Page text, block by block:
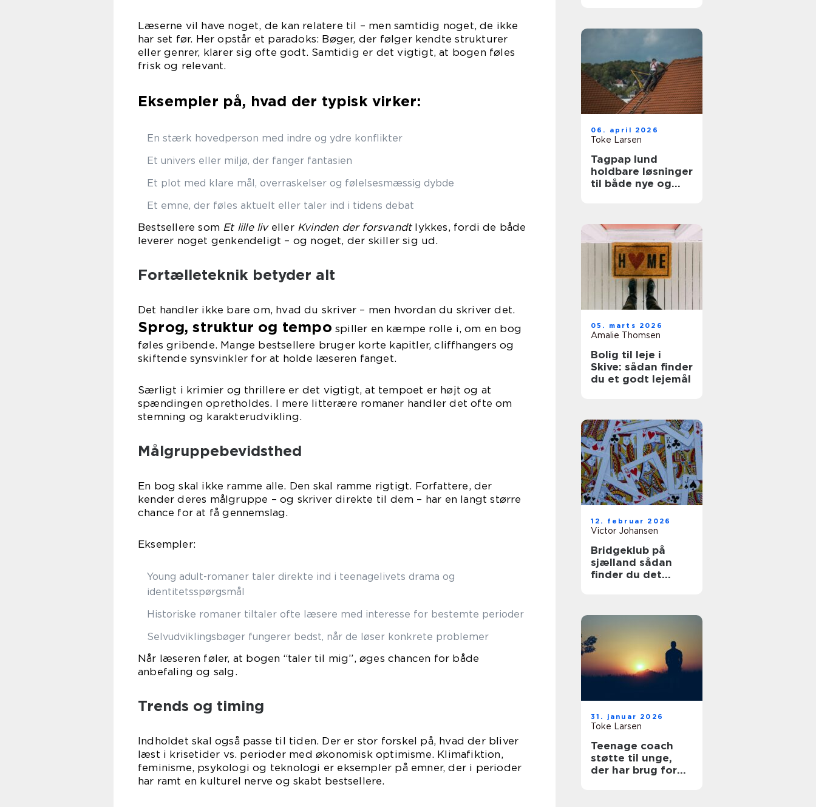
Læserne vil have noget, de kan relatere til – men samtidig noget, de ikke
har set før. Her opstår et paradoks: Bøger, der følger kendte strukturer
eller genrer, klarer sig ofte godt. Samtidig er det vigtigt, at bogen føles
frisk og relevant.
Eksempler på, hvad der typisk virker:
En stærk hovedperson med indre og ydre konflikter
Et univers eller miljø, der fanger fantasien
Et plot med klare mål, overraskelser og følelsesmæssig dybde
Et emne, der føles aktuelt eller taler ind i tidens debat
Bestsellere som Et lille liveller Kvinden der forsvandtlykkes, fordi de både
leverer noget genkendeligt – og noget, der skiller sig ud.
Fortælleteknik betyder alt
Det handler ikke bare om, hvad du skriver – men hvordan du skriver det.
Sprog, struktur og tempo spiller en kæmpe rolle i, om en bog
føles gribende. Mange bestsellere bruger korte kapitler, cliffhangers og
skiftende synsvinkler for at holde læseren fanget.
Særligt i krimier og thrillere er det vigtigt, at tempoet er højt og at
spændingen opretholdes. I mere litterære romaner handler det ofte om
stemning og karakterudvikling.
Målgruppebevidsthed
En bog skal ikke ramme alle. Den skal ramme rigtigt. Forfattere, der
kender deres målgruppe – og skriver direkte til dem – har en langt større
chance for at få gennemslag.
Eksempler:
Young adult-romaner taler direkte ind i teenagelivets drama og
identitetsspørgsmål
Historiske romaner tiltaler ofte læsere med interesse for bestemte perioder
Selvudviklingsbøger fungerer bedst, når de løser konkrete problemer
Når læseren føler, at bogen “taler til mig”, øges chancen for både
anbefaling og salg.
Trends og timing
Indholdet skal også passe til tiden. Der er stor forskel på, hvad der bliver
læst i krisetider vs. perioder med økonomisk optimisme. Klimafiktion,
feminisme, psykologi og teknologi er eksempler på emner, der i perioder
har ramt en kulturel nerve og skabt bestsellere.
06. april 2026
Toke Larsen
Tagpap lund
holdbare løsninger
til både nye og
05. marts 2026
Amalie Thomsen
Bolig til leje i
Skive: sådan finder
du et godt lejemål
12. februar 2026
Victor Johansen
Bridgeklub på
sjælland sådan
finder du det
31. januar 2026
Toke Larsen
Teenage coach
støtte til unge,
der har brug for